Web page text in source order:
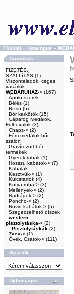
Főoldal » Katalógus »
Termékek
FIZETÉS,
SZÁLLíTÁS (1)
Viszonteladók, céges
vásárlók
WEBÁRUHÁZ-> (167)
Ápoló szerek
Bélés (1)
Bizsu (5)
Bőr karkötők (15)
Cápafog Medálok,
Fülbevalók (3)
Chaps-> (2)
Fém medálok bőr
szálon
Gravírozott bőr
termékek
Gyerek ruhák (1)
Hosszú kabátok-> (7)
Kabalák
Kesztyűk-> (1)
Kulcstartók (4)
Kutya ruha-> (3)
Mellények-> (2)
Nadrágok-> (2)
Poncho-> (2)
Rövid kabátok-> (5)
Szegecselhető díszek
western
pisztolytáska-> (2)
Pisztolytáskák (2)
Zene-> (1)
Övek, Csatok-> (111)
Gyártók
Újdonságok